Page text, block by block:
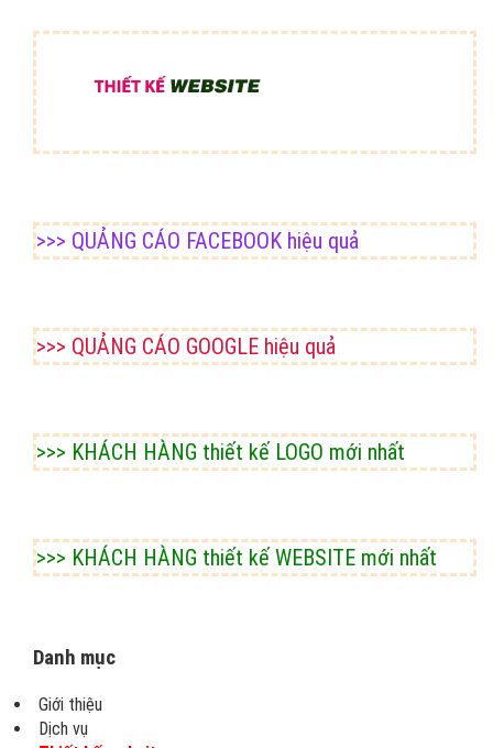
>>> QUẢNG CÁO FACEBOOK hiệu quả
>>> QUẢNG CÁO GOOGLE hiệu quả
>>> KHÁCH HÀNG thiết kế LOGO mới nhất
>>> KHÁCH HÀNG thiết kế WEBSITE mới nhất
Danh mục
Giới thiệu
Dịch vụ